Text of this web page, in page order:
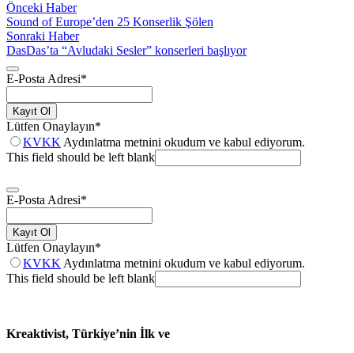
Önceki Haber
Sound of Europe’den 25 Konserlik Şölen
Sonraki Haber
DasDas’ta “Avludaki Sesler” konserleri başlıyor
E-Posta Adresi*
Kayıt Ol
Lütfen Onaylayın*
KVKK Aydınlatma metnini okudum ve kabul ediyorum.
This field should be left blank
E-Posta Adresi*
Kayıt Ol
Lütfen Onaylayın*
KVKK Aydınlatma metnini okudum ve kabul ediyorum.
This field should be left blank
Kreaktivist, Türkiye’nin İlk ve